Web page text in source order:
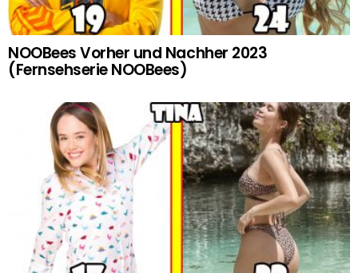
NOOBees Vorher und Nachher 2023
(Fernsehserie NOOBees)